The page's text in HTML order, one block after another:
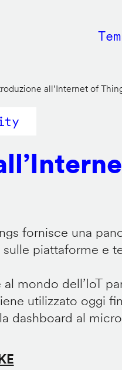
all’Internet of
fornisce una
piattaforme e
mondo dell’IoT
utilizzato oggi
dashboard al